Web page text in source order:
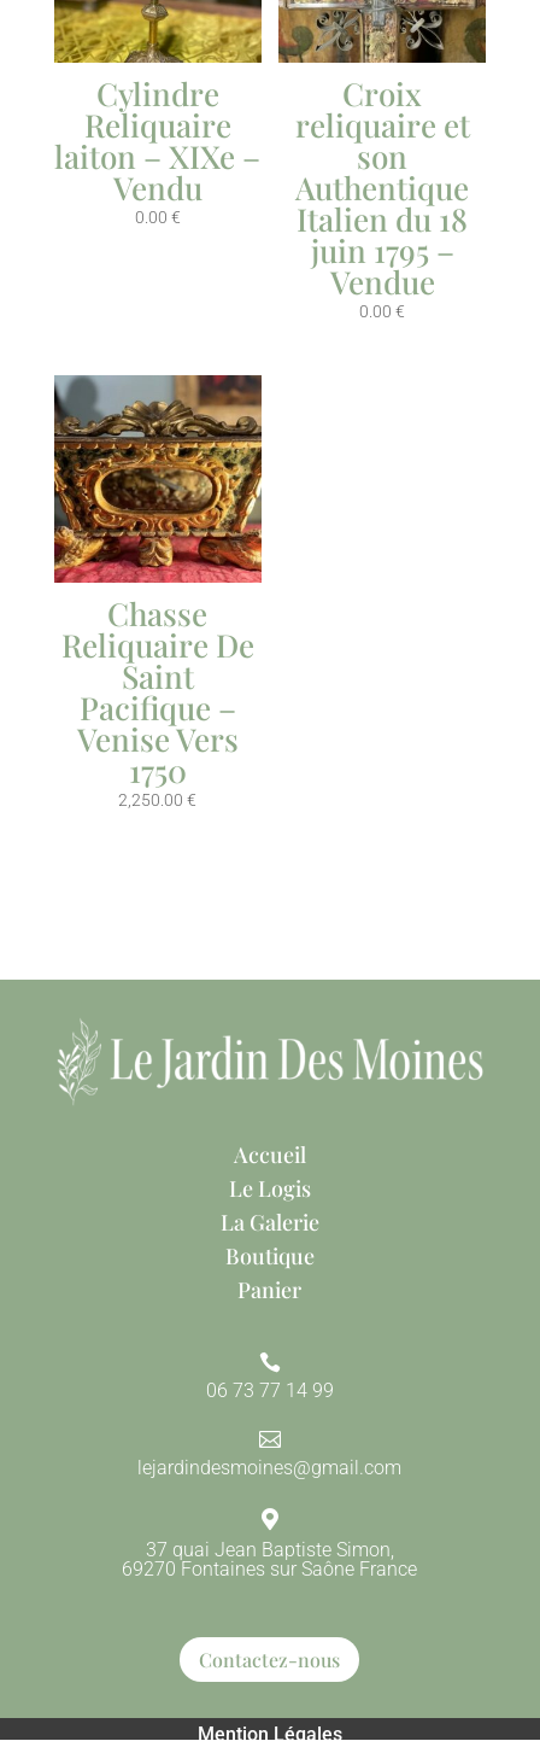
Cylindre
Reliquaire
laiton – XIXe –
Vendu
0.00 €
Croix
reliquaire et
son
Authentique
Italien du 18
juin 1795 –
Vendue
0.00€
Chasse
Reliquaire De
Saint
Pacifique –
Venise Vers
1750
2,250.00€
Accueil
Le Logis
La Galerie
Boutique
Panier

06 73 77 14 99

lejardindesmoines@gmail.com

37 quai Jean Baptiste Simon,
69270 Fontaines sur Saône France
Contactez-nous
Mention Légales